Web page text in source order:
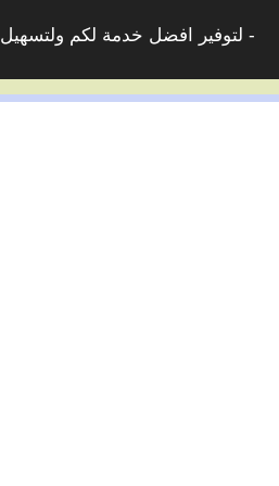
لتوفير افضل خدمة لكم